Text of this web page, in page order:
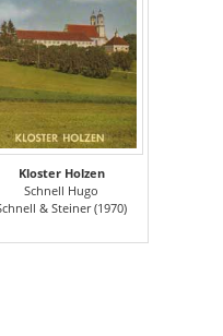
Kloster Holzen
Schnell Hugo
& Steiner (1970)